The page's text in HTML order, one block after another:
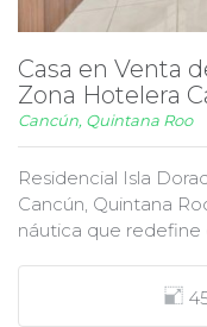
Casa en Venta
Zona Hotelera
Cancún, Quintana Roo
Residencial Isla
Cancún, Quintana
náutica que redefine